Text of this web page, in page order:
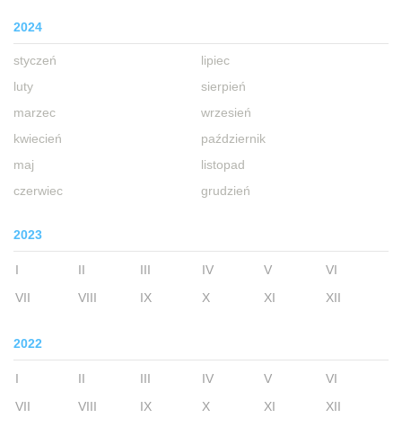
2024
styczeń
luty
marzec
kwiecień
maj
czerwiec
lipiec
sierpień
wrzesień
październik
listopad
grudzień
2023
I II III IV V
VI
VII
VIII IX X XI XII
2022
I II III IV V
VI
VII
VIII IX X XI XII